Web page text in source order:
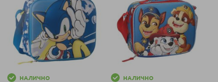
НАЛИЧНО НАЛИЧНО